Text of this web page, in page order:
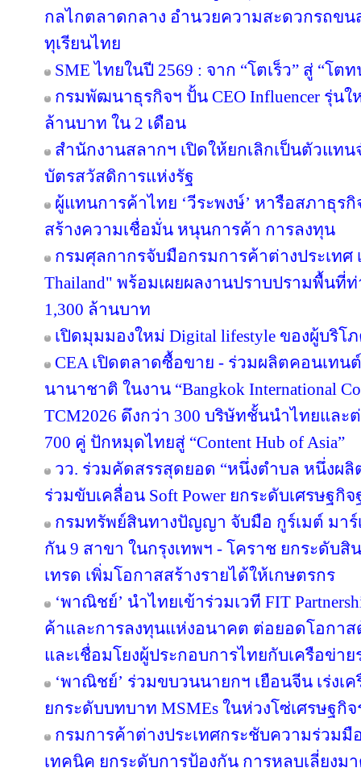
กลไกตลาดกลาง อำนวยความสะดวกรถข
ทุเรียนไทย
SME ไทยในปี 2569 : จาก “โตเร็ว” สู่ “โ
กรมพัฒนาธุรกิจฯ ปั้น CEO Influencer รุ่น
ล้านบาท ใน 2 เดือน
สำนักงานสลากฯ เปิดให้ยกเลิกเป็นตัวแทน
บัตรสวัสดิการแห่งรัฐ
ผู้แทนการค้าไทย ‘วีระพงษ์’ หารือสภาธุรกิ
สร้างความเชื่อมั่น หนุนการค้า การลงทุน
กรมศุลกากรจับมือกรมการค้าต่างประเทศ
Thailand" พร้อมเผยผลงานปราบปรามพื้นที่
1,300 ล้านบาท
เปิดมุมมองใหม่ Digital lifestyle ของผู้บริโ
CEA เปิดตลาดซื้อขาย - ร่วมผลิตคอนเทน
นานาชาติ ในงาน “Bangkok International
TCM2026 ดึงกว่า 300 บริษัทชั้นนำไทยและ
700 คู่ ปักหมุดไทยสู่ “Content Hub of Asia”
วว. ร่วมคัดสรรสุดยอด “หนึ่งตำบล หนึ่งผ
ร่วมขับเคลื่อน Soft Power ยกระดับเศรษฐกิ
กรมทรัพย์สินทางปัญญา จับมือ กูร์เมต์ มา
กัน 9 สาขา ในกรุงเทพฯ - โคราช ยกระดับ
เทรด เพิ่มโอกาสสร้างรายได้ให้เกษตรกร
‘พาณิชย์’ นำไทยเข้าร่วมเวที FIT
ค้าและการลงทุนแห่งอนาคต ต่อยอดโอกา
และเชื่อมโยงผู้ประกอบการไทยกับเครือข่าย
‘พาณิชย์’ ร่วมขบวนนายกฯ เยือนจีน เร่ง
ยกระดับบทบาท MSMEs ในห่วงโซ่เศรษฐกิ
กรมการค้าต่างประเทศกระชับความร่วมมื
เทคนิค ยกระดับการป้องกัน การหลบเลี่ยงม